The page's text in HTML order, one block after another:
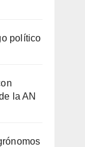
político
la AN